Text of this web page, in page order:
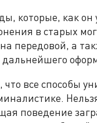
которые, как он
в старых
передовой, а
все способы
поведение